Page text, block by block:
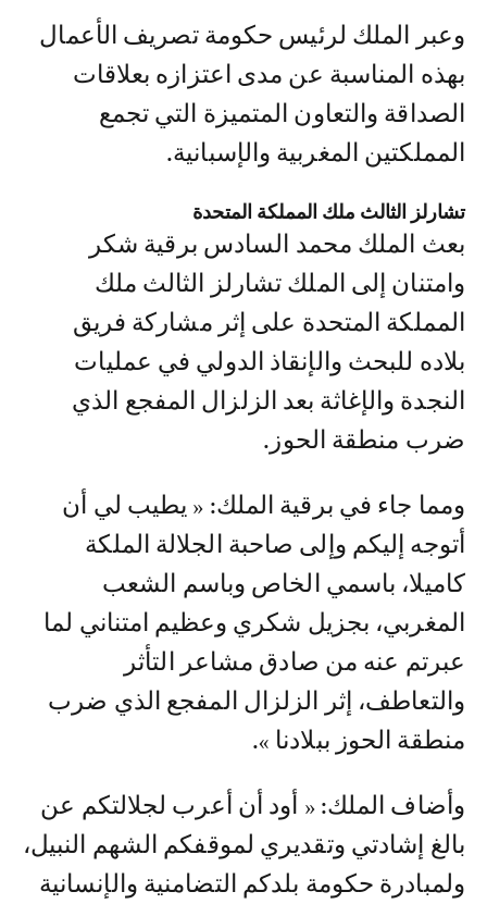
وعبر الملك لرئيس حكومة تصريف الأعمال
بهذه المناسبة عن مدى اعتزازه بعلاقات
الصداقة والتعاون المتميزة التي تجمع
المملكتين المغربية والإسبانية.
تشارلز الثالث ملك المملكة المتحدة
بعث الملك محمد السادس برقية شكر
وامتنان إلى الملك تشارلز الثالث ملك
المملكة المتحدة على إثر مشاركة فريق
بلاده للبحث والإنقاذ الدولي في عمليات
النجدة والإغاثة بعد الزلزال المفجع الذي
ضرب منطقة الحوز.
ومما جاء في برقية الملك: « يطيب لي أن
أتوجه إليكم وإلى صاحبة الجلالة الملكة
كاميلا، باسمي الخاص وباسم الشعب
المغربي، بجزيل شكري وعظيم امتناني لما
عبرتم عنه من صادق مشاعر التأثر
والتعاطف، إثر الزلزال المفجع الذي ضرب
منطقة الحوز ببلادنا ».
وأضاف الملك: « أود أن أعرب لجلالتكم عن
بالغ إشادتي وتقديري لموقفكم الشهم النبيل،
ولمبادرة حكومة بلدكم التضامنية والإنسانية